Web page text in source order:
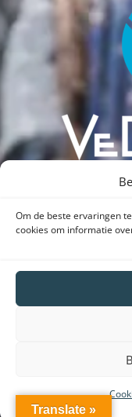
Om de beste ervaringen
cookies om informatie
SHARE
Translate »